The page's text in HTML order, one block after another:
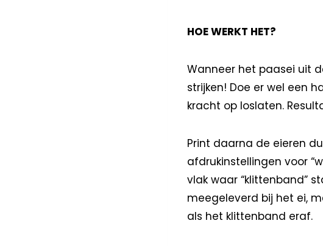
HOE WERKT HET?
Wanneer het paasei uit
strijken! Doe er wel een
kracht op loslaten.
Print daarna de eieren
afdrukinstellingen voor
vlak waar “klittenband”
meegeleverd bij het ei,
als het klittenband eraf.